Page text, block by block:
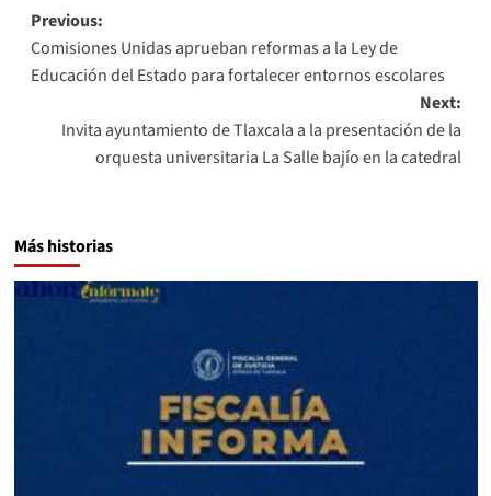
Post
navigation
Previous:
Comisiones Unidas aprueban reformas a la Ley de
Educación del Estado para fortalecer entornos escolares
Next:
Invita ayuntamiento de Tlaxcala a la presentación de la
orquesta universitaria La Salle bajío en la catedral
Más historias